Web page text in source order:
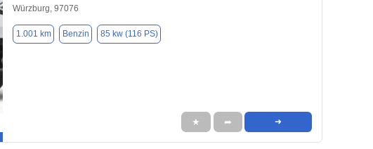
Würzburg, 97076
1.001 km Benzin 85 kw (116 PS)
★ ➦ ➜